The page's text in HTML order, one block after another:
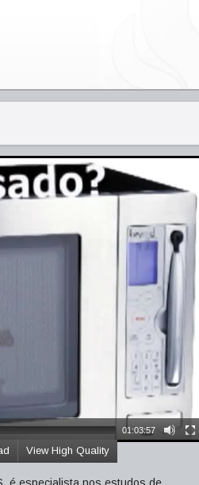
01:03:57
View High Quality